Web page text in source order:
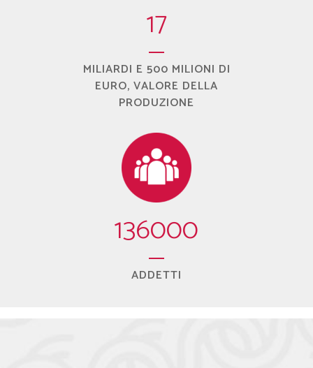
17
MILIARDI E 500 MILIONI DI
EURO, VALORE DELLA
PRODUZIONE
136000
ADDETTI